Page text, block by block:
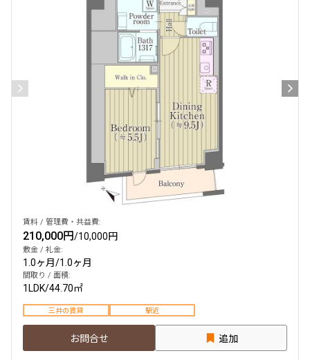
賃料 / 管理費・共益費:
210,000円/10,000円
敷金 / 礼金:
1.0ヶ月/1.0ヶ月
間取り / 面積:
1LDK/44.70㎡
三井の賃貸 駅近
お問合せ 追加